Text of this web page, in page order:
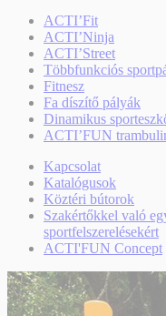
ACTI’Fit
ACTI’Ninja
ACTI’Street
Többfunkciós
Fitnesz
Fa díszítő pályák
Dinamikus
ACTI’FUN
Kapcsolat
Katalógusok
Köztéri bútorok
Szakértőkkel való
sportfelszerelésekért
ACTI'FUN Concept